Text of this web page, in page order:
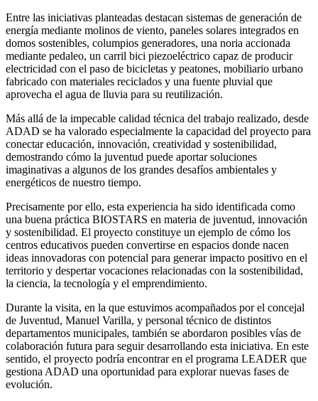
Entre las iniciativas planteadas destacan sistemas de generación de
energía mediante molinos de viento, paneles solares integrados en
domos sostenibles, columpios generadores, una noria accionada
mediante pedaleo, un carril bici piezoeléctrico capaz de producir
electricidad con el paso de bicicletas y peatones, mobiliario urbano
fabricado con materiales reciclados y una fuente pluvial que
aprovecha el agua de lluvia para su reutilización.
Más allá de la impecable calidad técnica del trabajo realizado, desde
ADAD se ha valorado especialmente la capacidad del proyecto para
conectar educación, innovación, creatividad y sostenibilidad,
demostrando cómo la juventud puede aportar soluciones
imaginativas a algunos de los grandes desafíos ambientales y
energéticos de nuestro tiempo.
Precisamente por ello, esta experiencia ha sido identificada como
una buena práctica BIOSTARS en materia de juventud, innovación
y sostenibilidad. El proyecto constituye un ejemplo de cómo los
centros educativos pueden convertirse en espacios donde nacen
ideas innovadoras con potencial para generar impacto positivo en el
territorio y despertar vocaciones relacionadas con la sostenibilidad,
la ciencia, la tecnología y el emprendimiento.
Durante la visita, en la que estuvimos acompañados por el concejal
de Juventud, Manuel Varilla, y personal técnico de distintos
departamentos municipales, también se abordaron posibles vías de
colaboración futura para seguir desarrollando esta iniciativa. En este
sentido, el proyecto podría encontrar en el programa LEADER que
gestiona ADAD una oportunidad para explorar nuevas fases de
evolución.